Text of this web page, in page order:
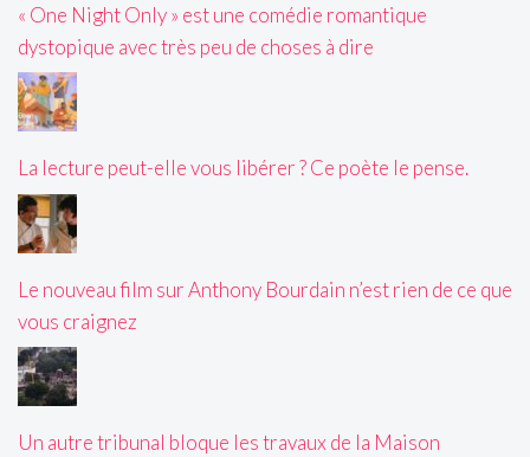
« One Night Only » est une comédie romantique
dystopique avec très peu de choses à dire
La lecture peut-elle vous libérer ? Ce poète le pense.
Le nouveau film sur Anthony Bourdain n’est rien de ce que
vous craignez
Un autre tribunal bloque les travaux de la Maison